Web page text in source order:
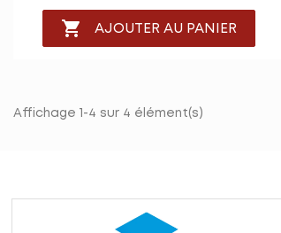
 AJOUTER AU PANIER
Affichage 1-4 sur 4 élément(s)